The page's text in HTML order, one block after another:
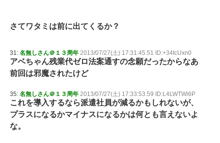
さてワタミは前に出てくるか？
31: 名無しさん＠１３周年 2013/07/27(土) 17:31:45.51 ID:+34tcUxn0
アベちゃん残業代ゼロ法案通すの念願だったからなあ
前回は邪魔されたけど
35: 名無しさん＠１３周年 2013/07/27(土) 17:33:53.59 ID:L4LWTWi6P
これを導入するなら派遣社員が減るかもしれないが、
プラスになるかマイナスになるかは何とも言えないよ
な。